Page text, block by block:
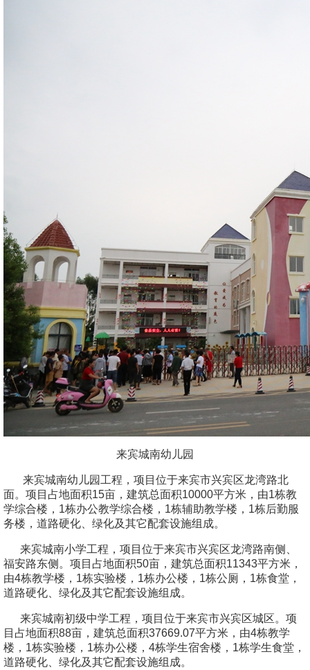
来宾城南幼儿园
来宾城南幼儿园工程，项目位于来宾市兴宾区龙湾路北
面。 项目占地面积15亩， 建筑总面积10000平方米， 由1栋教
学综合楼 ， 1栋办公教学综合楼 ，1栋辅助教学楼 ，1栋后勤服
务楼 ，道路硬化、绿化及其它配套设施组成。
来宾城南小学工程，项目位于来宾市兴宾区龙湾路南侧、
福安路东侧。 项目占地面积50亩， 建筑总面积11343平方米，
由4栋教学楼 ，1栋实验楼 ，1栋办公楼 ，1栋公厕 ，1栋食堂 ，
道路硬化、绿化及其它配套设施组成。
来宾城南初级中学工程，项目位于来宾市兴宾区城区。 项
目占地面积88亩，建筑总面积37669.07平方米，由4栋教学
楼，1栋实验楼，1栋办公楼，4栋学生宿舍楼 ，1栋学生食堂，
道路硬化、绿化及其它配套设施组成。